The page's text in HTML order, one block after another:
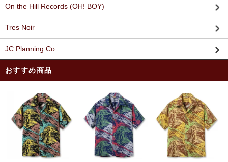
On the Hill Records (OH! BOY)
Tres Noir
JC Planning Co.
おすすめ商品